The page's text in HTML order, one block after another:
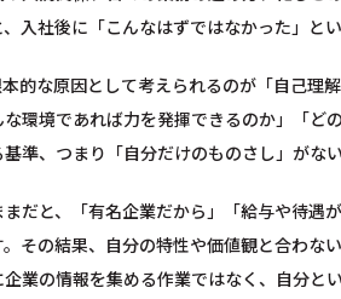
入社後に「こんなはずではなかった」と
的な原因として考えられるのが「自己
環境であれば力を発揮できるのか」「
準、つまり「自分だけのものさし」がな
だと、「有名企業だから」「給与や待
その結果、自分の特性や価値観と合わな
業の情報を集める作業ではなく、自分